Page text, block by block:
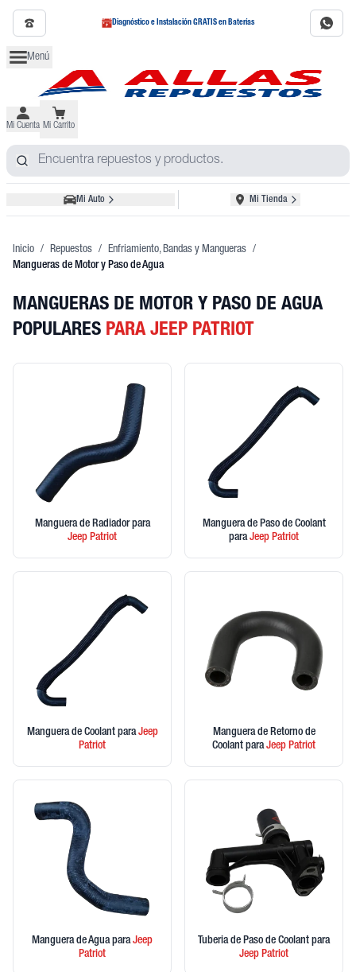
Diagnóstico e Instalación GRATIS en Baterías
Menú
Mi Cuenta Mi Carrito
Mi Auto Mi Tienda
Inicio / Repuestos / Enfriamiento, Bandas y Mangueras /
Mangueras de Motor y Paso de Agua
MANGUERAS DE MOTOR Y PASO DE AGUA
POPULARES PARA JEEP PATRIOT
Manguera de Radiador para
Jeep Patriot
Manguera de Paso de Coolant
paraJeep Patriot
Manguera de Coolant paraJeep
Patriot
Manguera de Retorno de
Coolant paraJeep Patriot
Manguera de Agua paraJeep
Patriot
Tuberia de Paso de Coolant para
Jeep Patriot